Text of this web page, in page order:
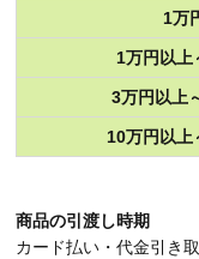
1万
1万円以上
3万円以上
10万円以上
商品の引渡し時期
カード払い・代金引き